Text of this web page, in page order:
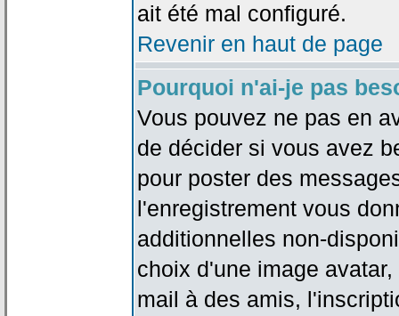
ait été mal configuré.
Revenir en haut de page
Pourquoi n'ai-je pas
Vous pouvez ne pas en
de décider si vous avez
pour poster des
l'enregistrement vous
additionnelles non-
choix d'une image
mail à des amis,